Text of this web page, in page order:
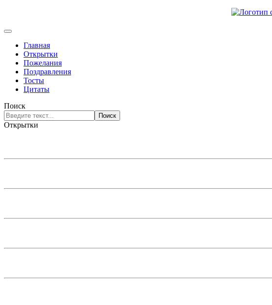
Главная
Открытки
Пожелания
Поздравления
Тосты
Цитаты
Поиск
Поиск
Открытки